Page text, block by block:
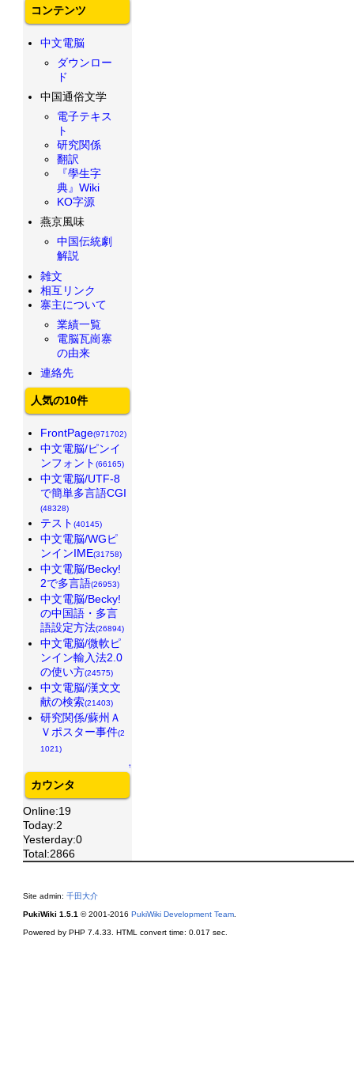
コンテンツ
中文電脳
ダウンロー
ド
中国通俗文学
電子テキス
ト
研究関係
翻訳
『學生字
典』Wiki
KO字源
燕京風味
中国伝統劇
解説
雑文
相互リンク
寨主について
業績一覧
電脳瓦崗寨
の由来
連絡先
人気の10件
FrontPage(971702)
中文電脳/ピンイ
ンフォント (66165)
中文電脳/UTF-8
で簡単多言語CGI
(48328)
テスト (40145)
中文電脳/WGピ
ンインIME(31758)
中文電脳/Becky!
2で多言語(26953)
中文電脳/Becky!
の中国語・多言
語設定方法(26894)
中文電脳/微軟ピ
ンイン輸入法2.0
の使い方(24575)
中文電脳/漢文文
献の検索(21403)
研究関係/蘇州Ａ
Ｖポスター事件(2
1021)
↑
カウンタ
Online:19
Today:2
Yesterday:0
Total:2866
Site admin: 千田大介
PukiWiki 1.5.1 © 2001-2016 PukiWiki Development Team
Powered by PHP 7.4.33. HTML convert time: 0.017 sec.